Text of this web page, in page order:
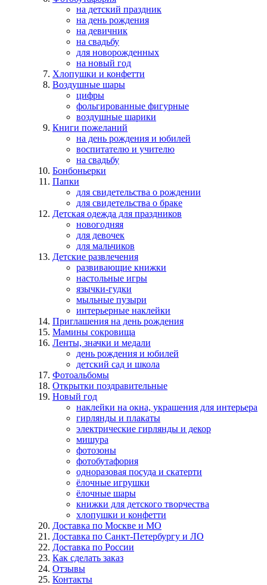
на детский праздник
на день рождения
на девичник
на свадьбу
для новорожденных
на новый год
Хлопушки и конфетти
Воздушные шары
цифры
фольгированные фигурные
воздушные шарики
Книги пожеланий
на день рождения и юбилей
воспитателю и учителю
на свадьбу
Бонбоньерки
Папки
для свидетельства о рождении
для свидетельства о браке
Детская одежда для праздников
новогодняя
для девочек
для мальчиков
Детские развлечения
развивающие книжки
настольные игры
язычки-гудки
мыльные пузыри
интерьерные наклейки
Приглашения на день рождения
Мамины сокровища
Ленты, значки и медали
день рождения и юбилей
детский сад и школа
Фотоальбомы
Открытки поздравительные
Новый год
наклейки на окна, украшения для интерьера
гирлянды и плакаты
электрические гирлянды и декор
мишура
фотозоны
фотобутафория
одноразовая посуда и скатерти
ёлочные игрушки
ёлочные шары
книжки для детского творчества
хлопушки и конфетти
Доставка по Москве и МО
Доставка по Санкт-Петербургу и ЛО
Доставка по России
Как сделать заказ
Отзывы
Контакты